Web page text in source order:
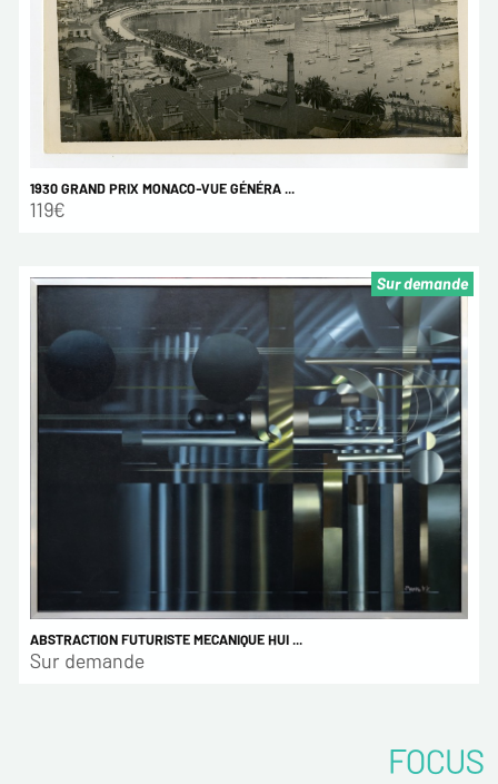
1930 GRAND PRIX MONACO-VUE GÉNÉRA ...
119€
ABSTRACTION FUTURISTE MECANIQUE HUI ...
Sur demande
Sur demande
FOCUS